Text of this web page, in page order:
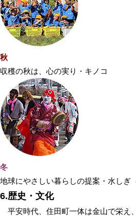
秋
収穫の秋は、心の実り・キノコ
冬
地球にやさしい暮らしの提案・水しぎ
6.歴史・文化
平安時代、住田町一体は金山で栄え